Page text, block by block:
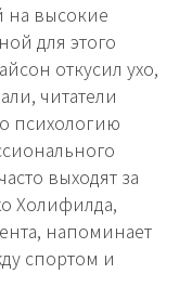
высокие
для этого
откусил ухо,
читатели
психологию
выходят за
Холифилда,
напоминает
спортом и